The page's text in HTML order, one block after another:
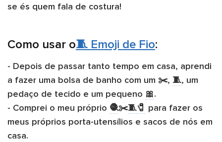
se és quem fala de costura!
Como usar o🧵 Emoji de Fio:
- Depois de passar tanto tempo em casa, aprendi
a fazer uma bolsa de banho com um ✂️, 🧵, um
pedaço de tecido e um pequeno 🎀.
- Comprei o meu próprio ​ 🧶​✂️​🧵🧷 ​ para fazer os
meus próprios porta-utensílios e sacos de nós em
casa.